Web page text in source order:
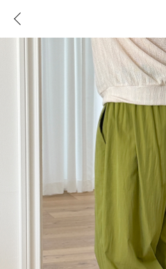
로그인
리뷰 & 혜택
CATEGORY
도착보장⚡
인플루언서 pick!